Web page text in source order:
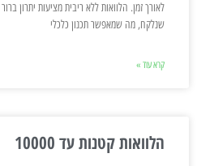
לאורך זמן. הלוואות ללא ריבית מציעות יתרון
שנלקח, מה שמאפשר תכנון כלכלי
קרא עוד »
הלוואות קטנות עד 10000